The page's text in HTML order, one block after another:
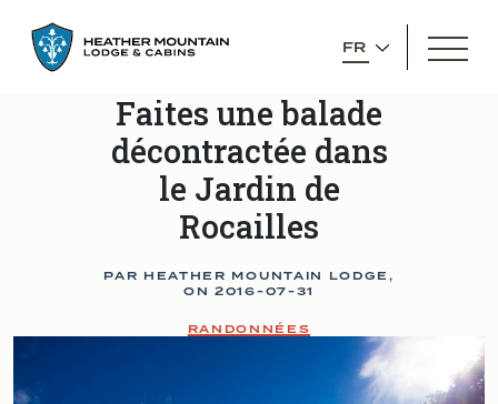
HOMEPAGE
SELECT
LANGUAGE
OPEN
MENU
Faites une balade
décontractée dans
le Jardin de
Rocailles
PAR HEATHER MOUNTAIN LODGE,
ON2016-07-31
RANDONNÉES